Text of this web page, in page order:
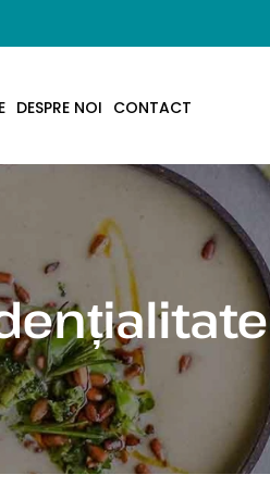
DESPRE NOI CONTACT